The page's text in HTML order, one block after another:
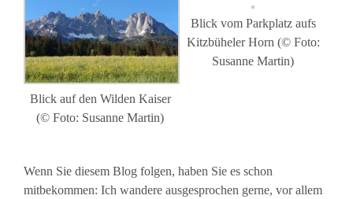
Blick auf den Wilden Kaiser
(© Foto: Susanne Martin)
Blick vom Parkplatz aufs
Kitzbüheler Horn (© Foto:
Susanne Martin)
Wenn Sie diesem Blog folgen, haben Sie es schon
mitbekommen: Ich wandere ausgesprochen gerne, vor allem